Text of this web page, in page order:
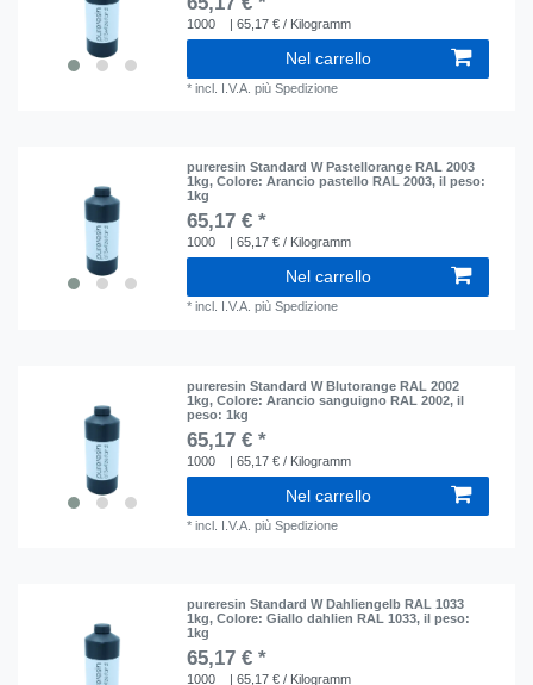
1000 | 65,17 € / Kilogramm
Nel carrello
*incl. I.V.A. piùSpedizione
pureresin Standard W Pastellorange RAL 2003
1kg, Colore: Arancio pastello RAL 2003, il peso:
1kg
65,17 € *
1000 | 65,17 € / Kilogramm
Nel carrello
*incl. I.V.A. piùSpedizione
pureresin Standard W Blutorange RAL 2002
1kg, Colore: Arancio sanguigno RAL 2002, il
peso: 1kg
65,17 € *
1000 | 65,17 € / Kilogramm
Nel carrello
*incl. I.V.A. piùSpedizione
pureresin Standard W Dahliengelb RAL 1033
1kg, Colore: Giallo dahlien RAL 1033, il peso:
1kg
65,17 € *
1000 | 65,17 € / Kilogramm